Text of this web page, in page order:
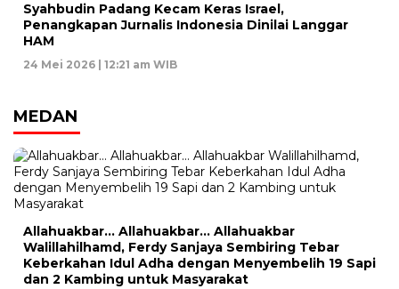
Syahbudin Padang Kecam Keras Israel,
Penangkapan Jurnalis Indonesia Dinilai Langgar
HAM
24 Mei 2026 | 12:21 am WIB
MEDAN
Allahuakbar… Allahuakbar… Allahuakbar
Walillahilhamd, Ferdy Sanjaya Sembiring Tebar
Keberkahan Idul Adha dengan Menyembelih 19 Sapi
dan 2 Kambing untuk Masyarakat